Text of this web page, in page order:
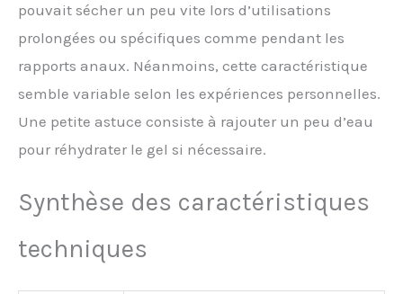
pouvait sécher un peu vite lors d’utilisations
prolongées ou spécifiques comme pendant les
rapports anaux. Néanmoins, cette caractéristique
semble variable selon les expériences personnelles.
Une petite astuce consiste à rajouter un peu d’eau
pour réhydrater le gel si nécessaire.
Synthèse des caractéristiques
techniques